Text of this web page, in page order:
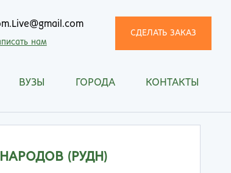
нам
СДЕЛАТЬ ЗАКАЗ
ВУЗЫ ГОРОДА
Саранск
КОНТАКТЫ
(РУДН)